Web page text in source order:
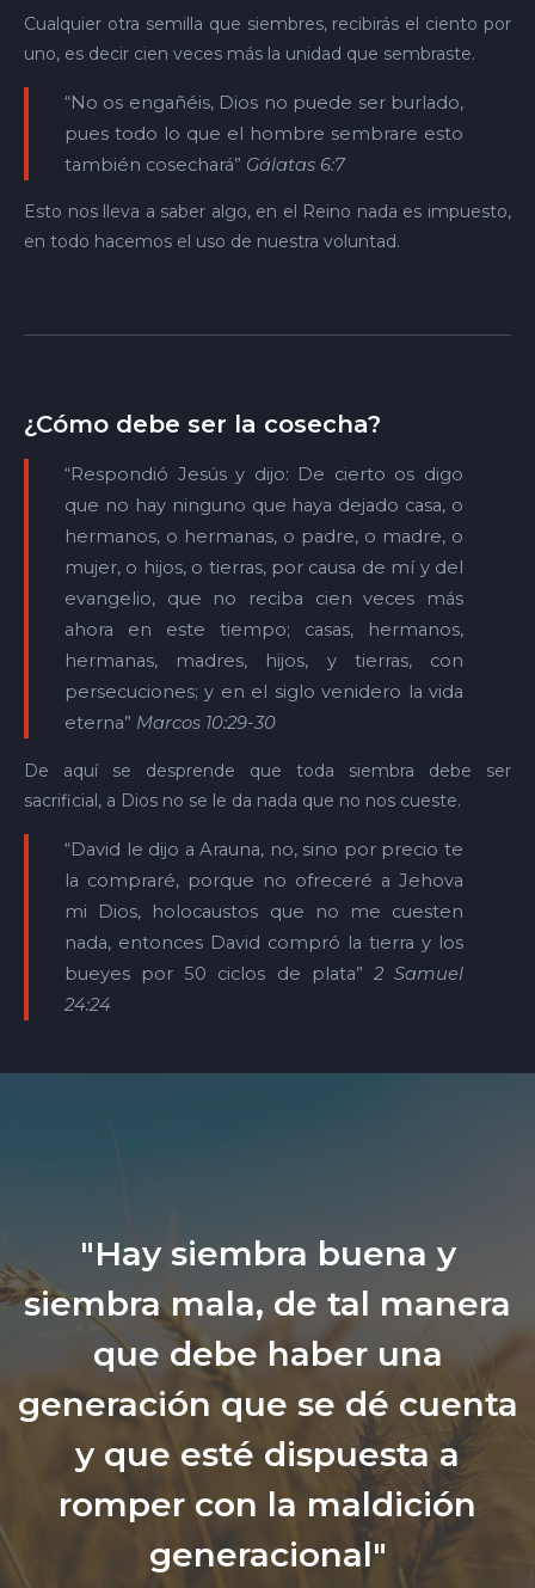
Cualquier otra semilla que siembres, recibirás el ciento por
uno, es decir cien veces más la unidad que sembraste.
“No os engañéis, Dios no puede ser burlado,
pues todo lo que el hombre sembrare esto
también cosechará” Gálatas 6:7
Esto nos lleva a saber algo, en el Reino nada es impuesto,
en todo hacemos el uso de nuestra voluntad.
¿Cómo debe ser la cosecha?
“Respondió Jesús y dijo: De cierto os digo
que no hay ninguno que haya dejado casa, o
hermanos, o hermanas, o padre, o madre, o
mujer, o hijos, o tierras, por causa de mí y del
evangelio, que no reciba cien veces más
ahora en este tiempo; casas, hermanos,
hermanas, madres, hijos, y tierras, con
persecuciones; y en el siglo venidero la vida
eterna” Marcos 10:29-30
De aquí se desprende que toda siembra debe ser
sacrificial, a Dios no se le da nada que no nos cueste.
“David le dijo a Arauna, no, sino por precio te
la compraré, porque no ofreceré a Jehova
mi Dios, holocaustos que no me cuesten
nada, entonces David compró la tierra y los
bueyes por 50 ciclos de plata” 2 Samuel
24:24
"Hay siembra buena y
siembra mala, de tal manera
que debe haber una
generación que se dé cuenta
y que esté dispuesta a
romper con la maldición
generacional"